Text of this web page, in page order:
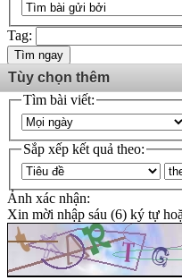
Tag:
Tìm ngay
Tùy chọn thêm
Tìm bài viết:
Sắp xếp kết quả theo:
Ảnh xác nhận:
Xin mời nhập sáu (6) ký tự